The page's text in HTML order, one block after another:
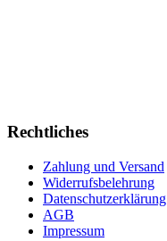
Rechtliches
Zahlung und Versand
Widerrufsbelehrung
Datenschutzerklärung
AGB
Impressum